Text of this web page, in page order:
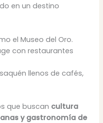
en un destino
el Museo del Oro.
con restaurantes
llenos de cafés,
que buscan cultura
y gastronomía de